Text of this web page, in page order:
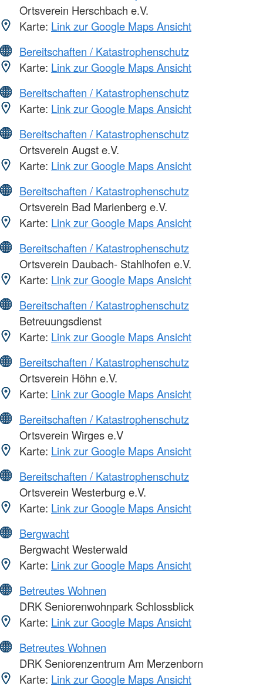
Ortsverein Herschbach e.V.
Karte: Link zur Google Maps Ansicht
Bereitschaften / Katastrophenschutz
Karte: Link zur Google Maps Ansicht
Bereitschaften / Katastrophenschutz
Karte: Link zur Google Maps Ansicht
Bereitschaften / Katastrophenschutz
Ortsverein Augst e.V.
Karte: Link zur Google Maps Ansicht
Bereitschaften / Katastrophenschutz
Ortsverein Bad Marienberg e.V.
Karte: Link zur Google Maps Ansicht
Bereitschaften / Katastrophenschutz
Ortsverein Daubach- Stahlhofen e.V.
Karte: Link zur Google Maps Ansicht
Bereitschaften / Katastrophenschutz
Betreuungsdienst
Karte: Link zur Google Maps Ansicht
Bereitschaften / Katastrophenschutz
Ortsverein Höhn e.V.
Karte: Link zur Google Maps Ansicht
Bereitschaften / Katastrophenschutz
Ortsverein Wirges e.V
Karte: Link zur Google Maps Ansicht
Bereitschaften / Katastrophenschutz
Ortsverein Westerburg e.V.
Karte: Link zur Google Maps Ansicht
Bergwacht
Bergwacht Westerwald
Karte: Link zur Google Maps Ansicht
Betreutes Wohnen
DRK Seniorenwohnpark Schlossblick
Karte: Link zur Google Maps Ansicht
Betreutes Wohnen
DRK Seniorenzentrum Am Merzenborn
Karte: Link zur Google Maps Ansicht